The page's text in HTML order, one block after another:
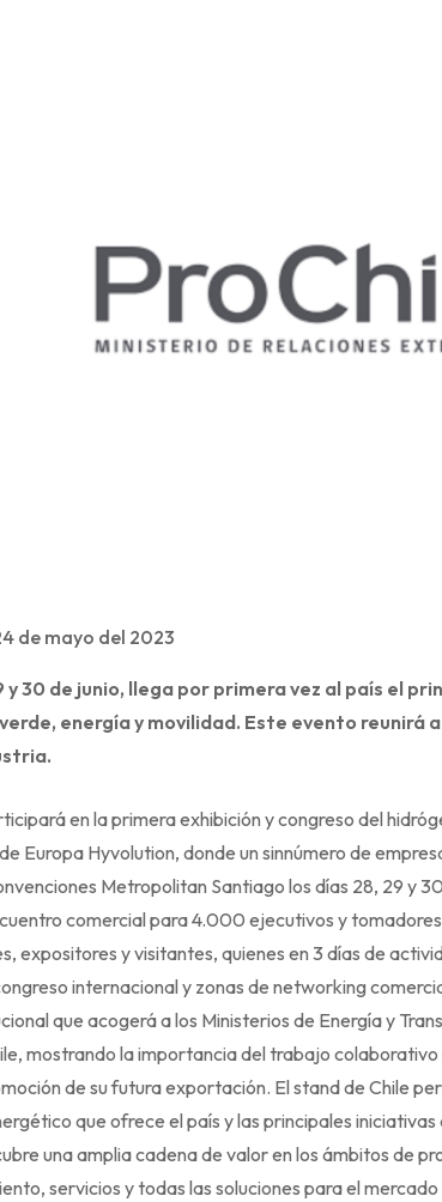
de mayo del 2023
y 30 de junio, llega por primera vez al país el
energía y movilidad. Este evento reunirá
en la primera exhibición y congreso del
Europa Hyvolution, donde un sinnúmero de
Metropolitan Santiago los días 28, 29 y
comercial para 4.000 ejecutivos y
expositores y visitantes, quienes en 3 días de
internacional y zonas de networking
que acogerá a los Ministerios de Energía y
mostrando la importancia del trabajo
de su futura exportación. El stand de Chile
que ofrece el país y las principales
una amplia cadena de valor en los ámbitos de
servicios y todas las soluciones para el